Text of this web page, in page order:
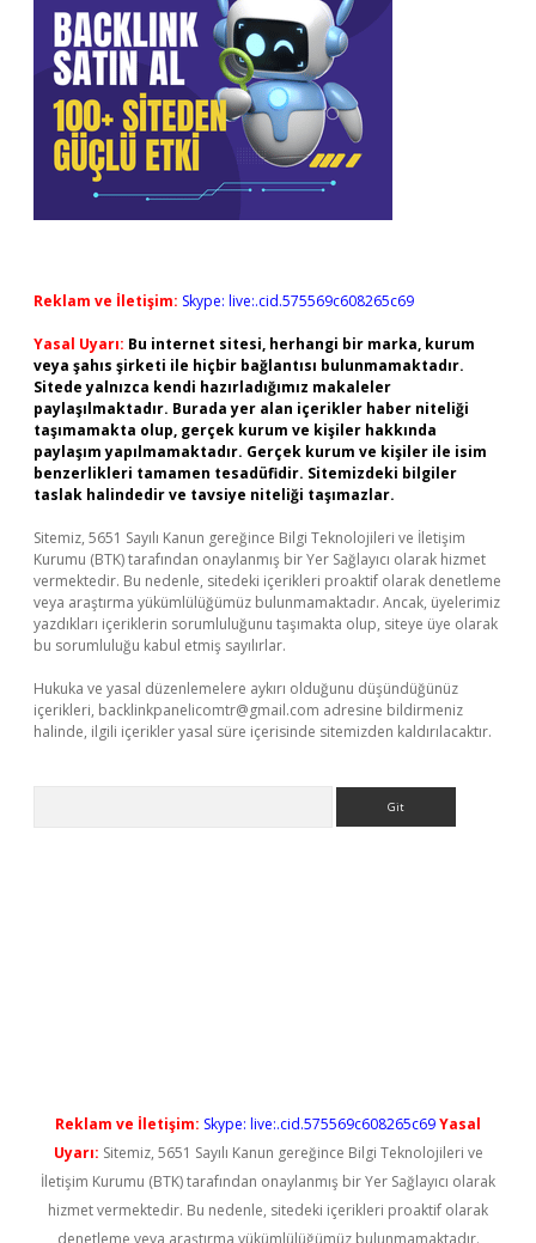
Reklam ve İletişim: Skype: live:.cid.575569c608265c69
Yasal Uyarı: Bu internet sitesi, herhangi bir marka, kurum
veya şahıs şirketi ile hiçbir bağlantısı bulunmamaktadır.
Sitede yalnızca kendi hazırladığımız makaleler
paylaşılmaktadır. Burada yer alan içerikler haber niteliği
taşımamakta olup, gerçek kurum ve kişiler hakkında
paylaşım yapılmamaktadır. Gerçek kurum ve kişiler ile isim
benzerlikleri tamamen tesadüfidir. Sitemizdeki bilgiler
taslak halindedir ve tavsiye niteliği taşımazlar.
Sitemiz, 5651 Sayılı Kanun gereğince Bilgi Teknolojileri ve İletişim
Kurumu (BTK) tarafından onaylanmış bir Yer Sağlayıcı olarak hizmet
vermektedir. Bu nedenle, sitedeki içerikleri proaktif olarak denetleme
veya araştırma yükümlülüğümüz bulunmamaktadır. Ancak, üyelerimiz
yazdıkları içeriklerin sorumluluğunu taşımakta olup, siteye üye olarak
bu sorumluluğu kabul etmiş sayılırlar.
Hukuka ve yasal düzenlemelere aykırı olduğunu düşündüğünüz
içerikleri, backlinkpanelicomtr@gmail.com adresine bildirmeniz
halinde, ilgili içerikler yasal süre içerisinde sitemizden kaldırılacaktır.
Reklam ve İletişim: Skype: live:.cid.575569c608265c69Yasal
Uyarı: Sitemiz, 5651 Sayılı Kanun gereğince Bilgi Teknolojileri ve
İletişim Kurumu (BTK) tarafından onaylanmış bir Yer Sağlayıcı olarak
hizmet vermektedir. Bu nedenle, sitedeki içerikleri proaktif olarak
denetleme veya araştırma yükümlülüğümüz bulunmamaktadır.